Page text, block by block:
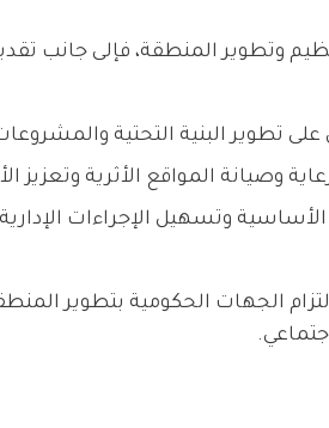
وتطوير المنطقة، فإلى جانب
تطوير البنية التحتية
وصيانة المواقع الأثرية وتعزيز
وتسهيل الإجراءات
الجهات الحكومية بتطوير